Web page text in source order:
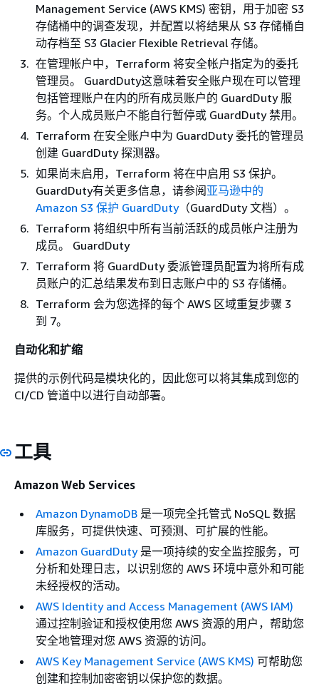
Management Service (AWS KMS) 密钥，用于加密 S3
存储桶中的调查发现，并配置以将结果从 S3 存储桶自
动存档至 S3 Glacier Flexible Retrieval 存储。
在管理帐户中，Terraform 将安全帐户指定为的委托
管理员。 GuardDuty这意味着安全账户现在可以管理
包括管理账户在内的所有成员账户的 GuardDuty 服
务。个人成员账户不能自行暂停或 GuardDuty 禁用。
Terraform 在安全账户中为 GuardDuty 委托的管理员
创建 GuardDuty 探测器。
如果尚未启用，Terraform 将在中启用 S3 保护。
GuardDuty有关更多信息，请参阅亚马逊中的
Amazon S3 保护 GuardDuty（GuardDuty 文档）。
Terraform 将组织中所有当前活跃的成员帐户注册为
成员。 GuardDuty
Terraform 将 GuardDuty 委派管理员配置为将所有成
员账户的汇总结果发布到日志账户中的 S3 存储桶。
Terraform 会为您选择的每个 AWS 区域重复步骤 3
到 7。
自动化和扩缩
提供的示例代码是模块化的，因此您可以将其集成到您的
CI/CD 管道中以进行自动部署。
工具
Amazon Web Services
Amazon DynamoDB 是一项完全托管式 NoSQL 数据
库服务，可提供快速、可预测、可扩展的性能。
Amazon GuardDuty是一项持续的安全监控服务，可
分析和处理日志，以识别您的 AWS 环境中意外和可能
未经授权的活动。
AWS Identity and Access Management (AWS IAM)
通过控制验证和授权使用您 AWS 资源的用户，帮助您
安全地管理对您 AWS 资源的访问。
AWS Key Management Service (AWS KMS) 可帮助您
创建和控制加密密钥以保护您的数据。